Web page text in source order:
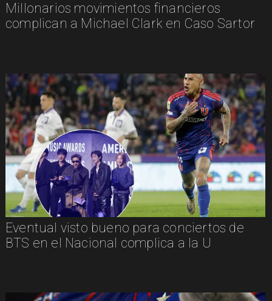
Millonarios movimientos financieros
complican a Michael Clark en Caso Sartor
Eventual visto bueno para conciertos de
BTS en el Nacional complica a la U